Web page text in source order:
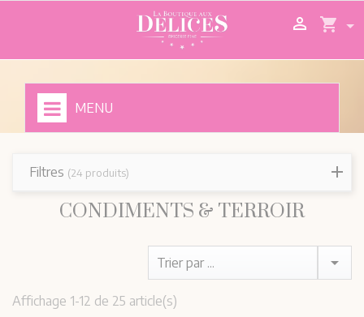
shopping_cart

MENU
Filtres (24 produits)
CONDIMENTS & TERROIR

Trier par ...
Affichage 1-12 de 25 article(s)